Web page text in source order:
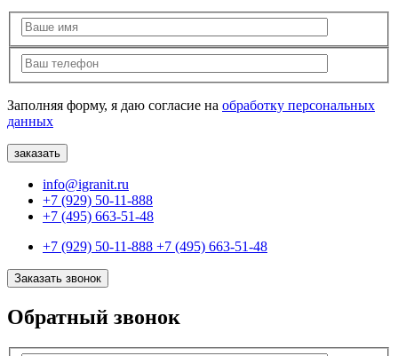
Заполняя форму, я даю согласие на обработку персональных
данных
info@igranit.ru
+7 (929) 50-11-888
+7 (495) 663-51-48
+7 (929) 50-11-888 +7 (495) 663-51-48
Заказать звонок
Обратный звонок